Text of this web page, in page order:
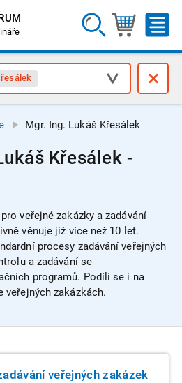
Mgr. Ing. Lukáš Křesálek
Křesálek -
veřejné zakázky a zadávání
věnuje již více než 10 let.
procesy zadávání veřejných
a zadávání se
programů. Podílí se i na
veřejných zakázkách.
veřejných zakázek